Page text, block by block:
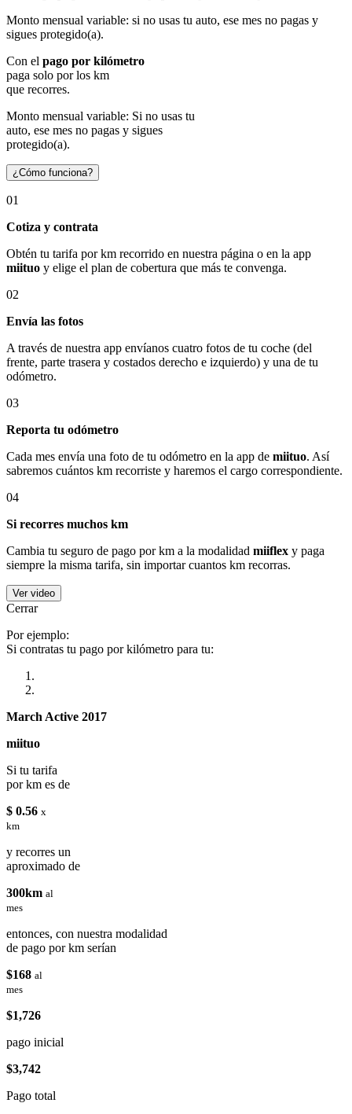
Monto mensual variable: si no usas tu auto, ese mes no pagas y
sigues protegido(a).
Con el pago por kilómetro
paga solo por los km
que recorres.
Monto mensual variable: Si no usas tu
auto, ese mes no pagas y sigues
protegido(a).
¿Cómo funciona?
01
Cotiza y contrata
Obtén tu tarifa por km recorrido en nuestra página o en la app
miituo y elige el plan de cobertura que más te convenga.
02
Envía las fotos
A través de nuestra app envíanos cuatro fotos de tu coche (del
frente, parte trasera y costados derecho e izquierdo) y una de tu
odómetro.
03
Reporta tu odómetro
Cada mes envía una foto de tu odómetro en la app de miituo. Así
sabremos cuántos km recorriste y haremos el cargo correspondiente.
04
Si recorres muchos km
Cambia tu seguro de pago por km a la modalidad miiflex y paga
siempre la misma tarifa, sin importar cuantos km recorras.
Ver video
Cerrar
Por ejemplo:
Si contratas tu pago por kilómetro para tu:
March Active 2017
miituo
Si tu tarifa
por km es de
$ 0.56 x
km
y recorres un
aproximado de
300km al
mes
entonces, con nuestra modalidad
de pago por km serían
$168 al
mes
$1,726
pago inicial
$3,742
Pago total